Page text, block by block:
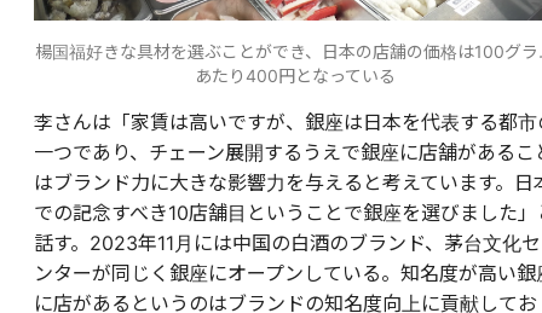
楊国福好きな具材を選ぶことができ、日本の店舗の価格は100グラ
あたり400円となっている
李さんは「家賃は高いですが、銀座は日本を代表する都市
一つであり、チェーン展開するうえで銀座に店舗があるこ
はブランド力に大きな影響力を与えると考えています。日
での記念すべき10店舗目ということで銀座を選びました」
話す。2023年11月には中国の白酒のブランド、茅台文化セ
ンターが同じく銀座にオープンしている。知名度が高い銀
に店があるというのはブランドの知名度向上に貢献してお